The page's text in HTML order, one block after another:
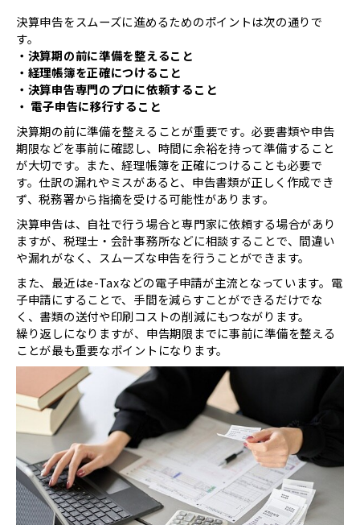
決算申告をスムーズに進めるためのポイントは次の通りで
す。
・決算期の前に準備を整えること
・経理帳簿を正確につけること
・決算申告専門のプロに依頼すること
・ 電子申告に移行すること
決算期の前に準備を整えることが重要です。必要書類や申告
期限などを事前に確認し、時間に余裕を持って準備すること
が大切です。また、経理帳簿を正確につけることも必要で
す。仕訳の漏れやミスがあると、申告書類が正しく作成でき
ず、税務署から指摘を受ける可能性があります。
決算申告は、自社で行う場合と専門家に依頼する場合があり
ますが、税理士・会計事務所などに相談することで、間違い
や漏れがなく、スムーズな申告を行うことができます。
また、最近はe-Taxなどの電子申請が主流となっています。電
子申請にすることで、手間を減らすことができるだけでな
く、書類の送付や印刷コストの削減にもつながります。
繰り返しになりますが、申告期限までに事前に準備を整える
ことが最も重要なポイントになります。